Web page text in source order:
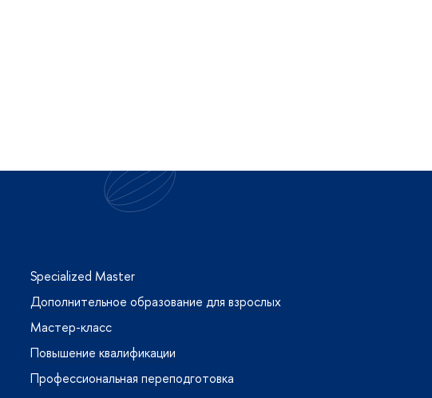
Specialized Master
Дополнительное образование для взрослых
Мастер-класс
Повышение квалификации
Профессиональная переподготовка